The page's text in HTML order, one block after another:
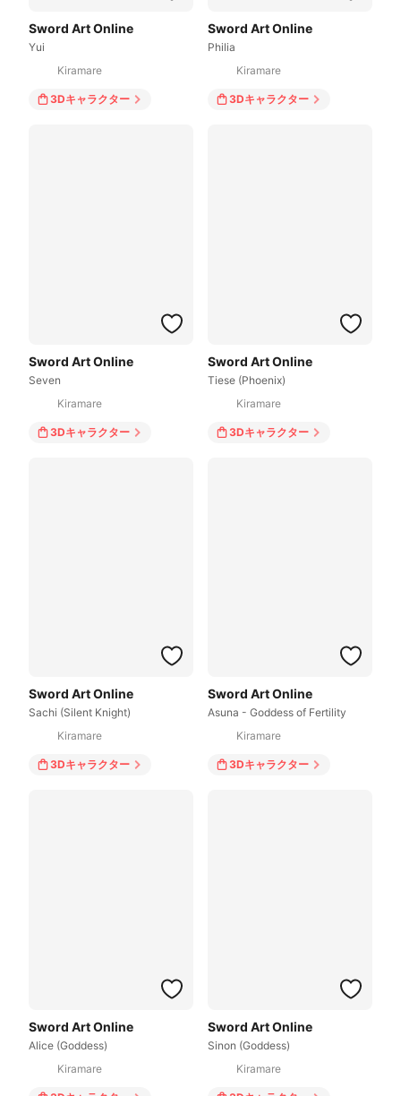
Sword Art Online
Yui
Kiramare
3Dキャラクター
Sword Art Online
Philia
Kiramare
3Dキャラクター
Sword Art Online
Seven
Kiramare
3Dキャラクター
Sword Art Online
Tiese (Phoenix)
Kiramare
3Dキャラクター
Sword Art Online
Sachi (Silent Knight)
Kiramare
3Dキャラクター
Sword Art Online
Asuna - Goddess of Fertility
Kiramare
3Dキャラクター
Sword Art Online
Alice (Goddess)
Kiramare
Sword Art Online
Sinon (Goddess)
Kiramare